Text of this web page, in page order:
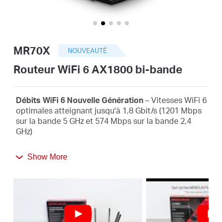
Français
MR70X NOUVEAUTÉ
Routeur WiFi 6 AX1800 bi-bande
Débits WiFi 6 Nouvelle Génération– Vitesses WiFi 6
optimales atteignant jusqu'à 1,8 Gbit/s (1201 Mbps
sur la bande 5 GHz et 574 Mbps sur la bande 2,4
GHz)
permettent la transmission simultanée de données
Couverture plus large et plus forte
– 4 antennes
multidirectionnelles à gain élevé avec Beamforming
boostent des connexions stables dans toute votre
Show More